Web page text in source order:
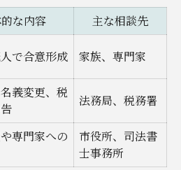
談時に準備するべき書類
る場合の対処法を解説
えたい質問ポイント集
時に知っておくべき基礎知
続税対策の基本比較表
除や特例のポイント解説
な内容
主な相談先
で合意形成 家族、専門家
義変更、税
法務局、税務署
専門家への
市役所、司法書
士事務所